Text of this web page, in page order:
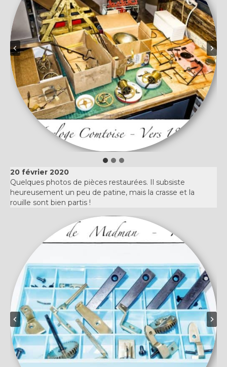
20 février 2020
Quelques photos de pièces restaurées. Il subsiste
heureusement un peu de patine, mais la crasse et la
rouille sont bien partis !